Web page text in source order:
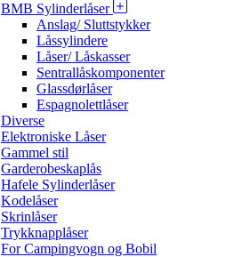
BMB Sylinderlåser
Anslag/ Sluttstykker
Låssylindere
Låser/ Låskasser
Sentrallåskomponenter
Glassdørlåser
Espagnolettlåser
Diverse
Elektroniske Låser
Gammel stil
Garderobeskaplås
Hafele Sylinderlåser
Kodelåser
Skrinlåser
Trykknapplåser
For Campingvogn og Bobil